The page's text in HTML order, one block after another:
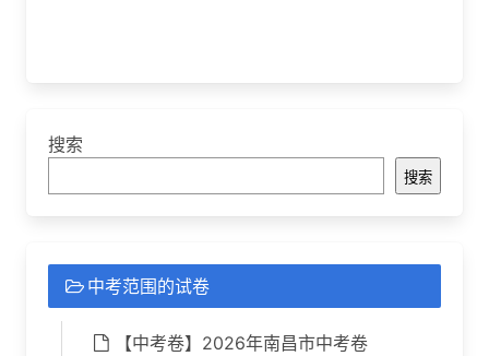
搜索
搜索
中考范围的试卷
【中考卷】2026年南昌市中考卷